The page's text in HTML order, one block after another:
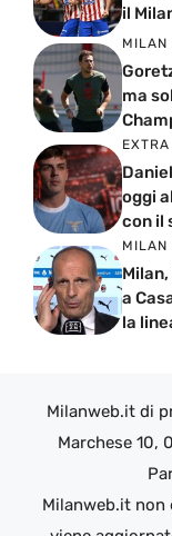
il
MILAN
ma
oggi
con il
MILAN
a
la
Milanweb.it di
Marchese 10,
Milanweb.it